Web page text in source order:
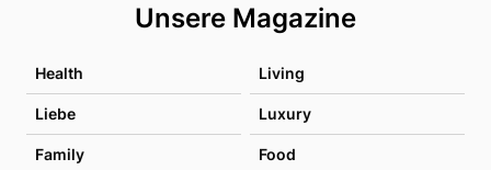
Unsere Magazine
Health Living
Liebe Luxury
Family Food